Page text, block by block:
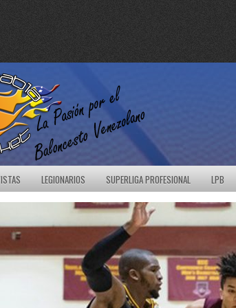
LEGIONARIOS SUPERLIGA PROFESIONAL LPB